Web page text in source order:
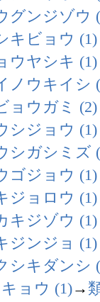
グンジゾウ
キビョウ (1)
ウヤシキ (1)
ノウキイシ
ョウガミ (2)
シジョウ (1)
シガシミズ
ゴジョウ (1)
ジョロウ (1)
キジゾウ (1)
ジンジョ (1)
シキダンシ
キョウ (1)→